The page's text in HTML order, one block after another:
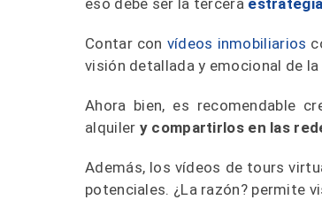
eso debe ser la tercera
Contar con vídeos inmobiliarios
visión detallada y emocional de
Ahora bien, es recomendable
alquiler y compartirlos en las
Además, los vídeos de tours
potenciales. ¿La razón? permite